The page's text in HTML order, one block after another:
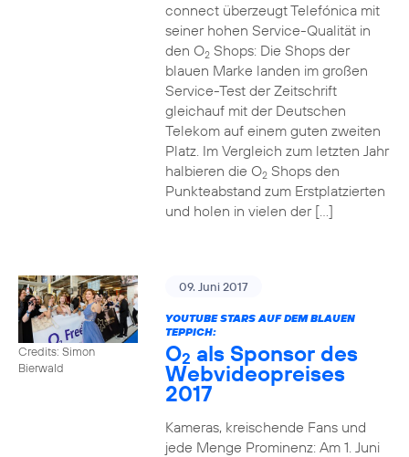
connect überzeugt Telefónica mit
seiner hohen Service-Qualität in
den O2Shops: Die Shops der
blauen Marke landen im großen
Service-Test der Zeitschrift
gleichauf mit der Deutschen
Telekom auf einem guten zweiten
Platz. Im Vergleich zum letzten Jahr
halbieren die O2Shops den
Punkteabstand zum Erstplatzierten
und holen in vielen der […]
Credits: Simon
Bierwald
09. Juni 2017
YOUTUBE STARS AUF DEM BLAUEN
TEPPICH:
O2 als Sponsor des
Webvideopreises
2017
Kameras, kreischende Fans und
jede Menge Prominenz: Am 1. Juni